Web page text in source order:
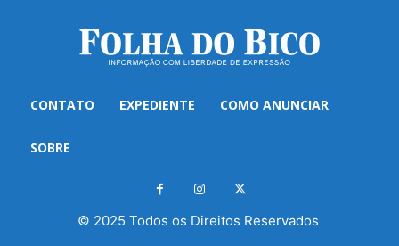
CONTATO EXPEDIENTE COMO ANUNCIAR
SOBRE
© 2025 Todos os Direitos Reservados